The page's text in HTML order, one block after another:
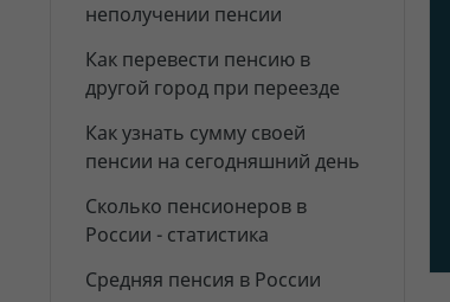
неполучении пенсии
Как перевести пенсию в
другой город при переезде
Как узнать сумму своей
пенсии на сегодняшний день
Сколько пенсионеров в
России - статистика
Средняя пенсия в России